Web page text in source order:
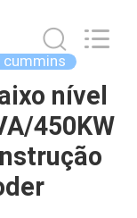
cummins
nível
450KW